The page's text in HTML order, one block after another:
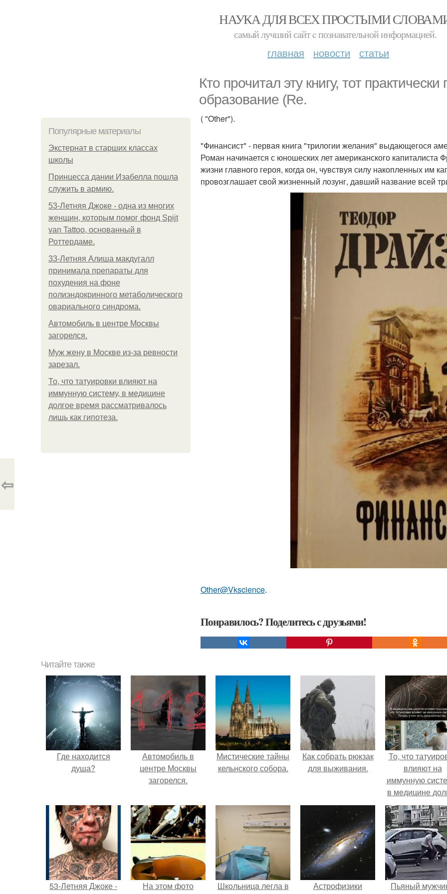
НАУКА ДЛЯ ВСЕХ ПРОСТЫМИ
самый лучший сайт c познавательной информацией.
главная новости статьи
Кто прочитал эту книгу, тот
образование (Re.
Популярные материалы
Экстернат в старших классах
школы
Принцесса дании Изабелла пошла
служить в армию.
53-Летняя Джоке - одна из многих
женщин, которым помог фонд Spijt
van Tattoo, основанный в
Роттердаме.
33-Летняя Алиша макдугалл
принимала препараты для
похудения на фоне
полиэндокринного метаболического
овариального синдрома.
Автомобиль в центре Москвы
загорелся.
Mуж жену в Москве из-за ревности
зарезал.
То, что татуировки влияют на
иммунную систему, в медицине
долгое время рассматривалось
лишь как гипотеза.
( "Other").
"Финансист" - первая книга "трилогии желания" выдающегося
Роман начинается с юношеских лет американского капиталиста
жизни главного героя, когда он, чувствуя силу накопленных им
провозглашает свой жизненный лозунг, давший название всей
Other@Vkscience.
Понравилось? Поделитесь с друзьями!
⇦
Читайте также
Где находится
душа?
Автомобиль в
центре Москвы
загорелся.
Мистические тайны
кельнского собора.
Как собрать рюкзак
для выживания.
То, что
влияют на
иммунную
в медицине
время
лишь как
53-Летняя Джоке -
На этом фото
Шкoльницa легла в
Астрофизики
Пьяный